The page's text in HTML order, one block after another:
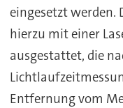
eingesetzt werden.
hierzu mit einer
ausgestattet, die
Entfernung vom